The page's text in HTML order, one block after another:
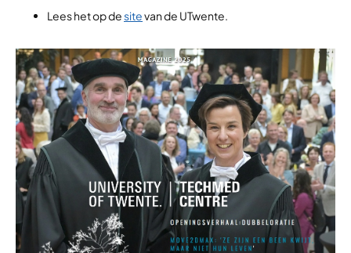
Lees het op desitevan de UTwente.